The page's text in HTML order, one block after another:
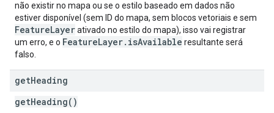
não existir no mapa ou se o estilo baseado em dados não
estiver disponível (sem ID do mapa, sem blocos vetoriais e sem
FeatureLayerativado no estilo do mapa), isso vai registrar
um erro, e o FeatureLayer.isAvailable resultante será
falso.
getHeading
getHeading()